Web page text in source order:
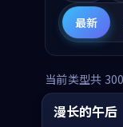
最新
当前类型共
中国 高分
漫长的午后